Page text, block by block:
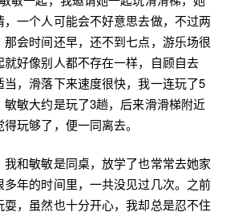
，一个人可能会不好意思去做，不过两
会时间还早，还不到七点，游乐场很
就好像别人都不存在一样，自顾自去
，滑落下来速度很快，我一连玩了5
敏大约是玩了3趟，后来滑滑梯附近
玩够了，便一同离去。
和敏敏是同桌，放学了也常常去她家
年的时间里，一共没见过几次。之前
，虽然也十分开心，我却总是忍不住